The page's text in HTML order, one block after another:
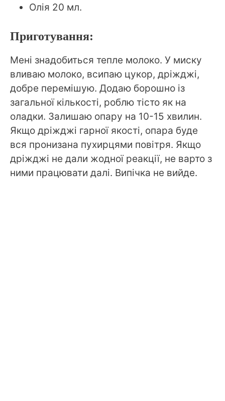
Олія 20 мл.
Приготування:
Мені знадобиться тепле молоко. У миску
вливаю молоко, всипаю цукор, дріжджі,
добре перемішую. Додаю борошно із
загальної кількості, роблю тісто як на
оладки. Залишаю опару на 10-15 хвилин.
Якщо дріжджі гарної якості, опара буде
вся пронизана пухирцями повітря. Якщо
дріжджі не дали жодної реакції, не варто з
ними працювати далі. Випічка не вийде.